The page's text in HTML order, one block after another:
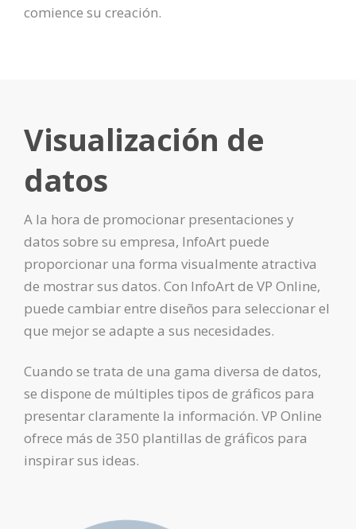
comience su creación.
Visualización de
datos
A la hora de promocionar presentaciones y
datos sobre su empresa, InfoArt puede
proporcionar una forma visualmente atractiva
de mostrar sus datos. Con InfoArt de VP Online,
puede cambiar entre diseños para seleccionar el
que mejor se adapte a sus necesidades.
Cuando se trata de una gama diversa de datos,
se dispone de múltiples tipos de gráficos para
presentar claramente la información. VP Online
ofrece más de 350 plantillas de gráficos para
inspirar sus ideas.